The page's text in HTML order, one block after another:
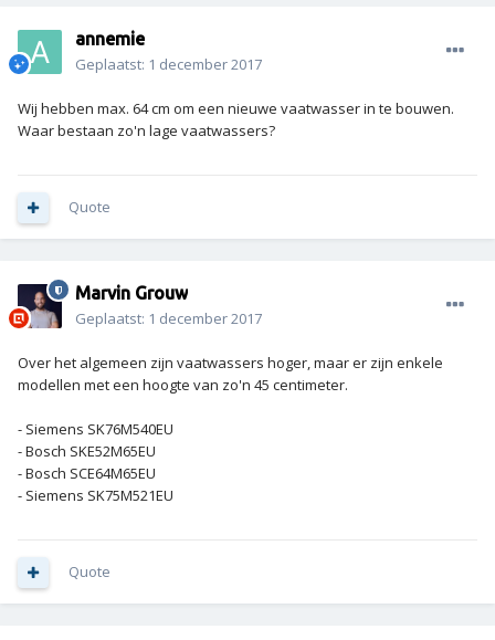
annemie
Geplaatst: 1 december 2017
Wij hebben max. 64 cm om een nieuwe vaatwasser in te bouwen.
Waar bestaan zo'n lage vaatwassers?
Quote
Marvin Grouw
Geplaatst: 1 december 2017
Over het algemeen zijn vaatwassers hoger, maar er zijn enkele
modellen met een hoogte van zo'n 45 centimeter.
- Siemens SK76M540EU
- Bosch SKE52M65EU
- Bosch SCE64M65EU
- Siemens SK75M521EU
Quote